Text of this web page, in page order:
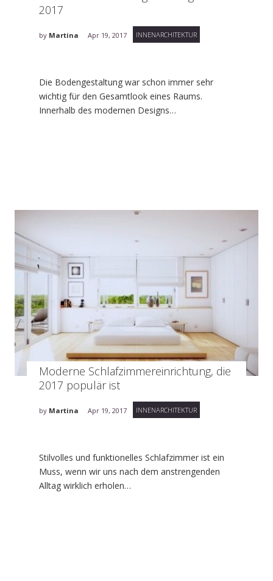
2017
by Martina Apr 19, 2017 INNENARCHITEKTUR
Die Bodengestaltung war schon immer sehr
wichtig für den Gesamtlook eines Raums.
Innerhalb des modernen Designs…
Moderne Schlafzimmereinrichtung, die
2017 populär ist
by Martina Apr 19, 2017 INNENARCHITEKTUR
Stilvolles und funktionelles Schlafzimmer ist ein
Muss, wenn wir uns nach dem anstrengenden
Alltag wirklich erholen…